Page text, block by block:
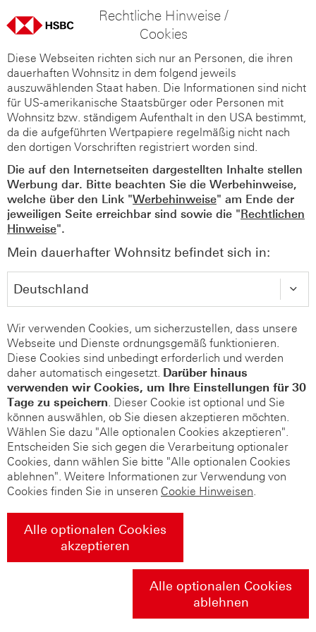
Rechtliche Hinweise /
Cookies
Diese Webseiten richten sich nur an Personen, die ihren
dauerhaften Wohnsitz in dem folgend jeweils
auszuwählenden Staat haben. Die Informationen sind nicht
für US-amerikanische Staatsbürger oder Personen mit
Wohnsitz bzw. ständigem Aufenthalt in den USA bestimmt,
da die aufgeführten Wertpapiere regelmäßig nicht nach
den dortigen Vorschriften registriert worden sind.
Die auf den Internetseiten dargestellten Inhalte stellen
Werbung dar. Bitte beachten Sie die Werbehinweise,
welche über den Link "Werbehinweise" am Ende der
jeweiligen Seite erreichbar sind sowie die "Rechtlichen
Hinweise".
Mein dauerhafter Wohnsitz befindet sich in:
Wir verwenden Cookies, um sicherzustellen, dass unsere
Webseite und Dienste ordnungsgemäß funktionieren.
Diese Cookies sind unbedingt erforderlich und werden
daher automatisch eingesetzt. Darüber hinaus
verwenden wir Cookies, um Ihre Einstellungen für 30
Tage zu speichern. Dieser Cookie ist optional und Sie
können auswählen, ob Sie diesen akzeptieren möchten.
Wählen Sie dazu "Alle optionalen Cookies akzeptieren".
Entscheiden Sie sich gegen die Verarbeitung optionaler
Cookies, dann wählen Sie bitte "Alle optionalen Cookies
ablehnen". Weitere Informationen zur Verwendung von
Cookies finden Sie in unseren Cookie Hinweisen.
Alle optionalen Cookies
akzeptieren
Alle optionalen Cookies
ablehnen